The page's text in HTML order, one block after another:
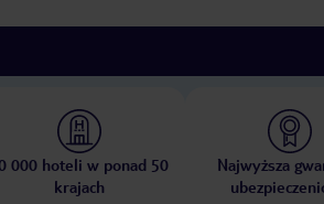
000 hoteli w ponad 50
krajach
Najwyższa